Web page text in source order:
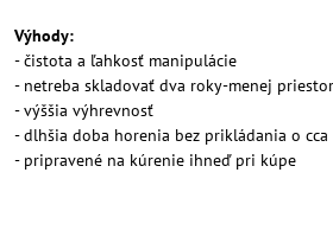
Výhody:
- čistota a ľahkosť manipulácie
- netreba skladovať dva roky-menej
- výššia výhrevnosť
- dlhšia doba horenia bez prikládania o
- pripravené na kúrenie ihneď pri kúpe